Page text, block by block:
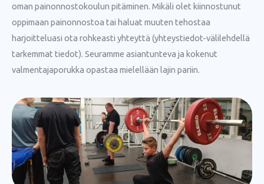
oman painonnostokoulun pitäminen. Mikäli olet kiinnostunut
oppimaan painonnostoa tai haluat muuten tehostaa
harjoitteluasi ota rohkeasti yhteyttä (yhteystiedot-välilehdellä
tarkemmat tiedot). Seuramme asiantunteva ja kokenut
valmentajaporukka opastaa mielellään lajin pariin.